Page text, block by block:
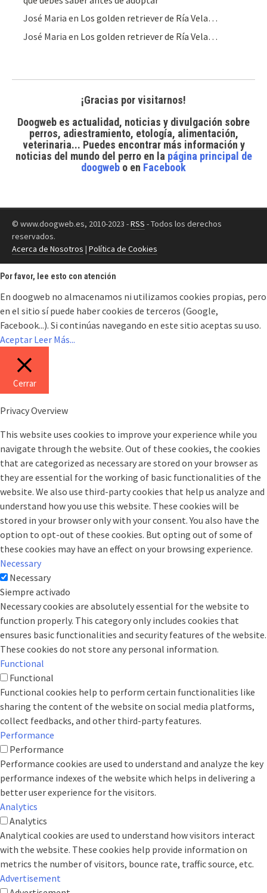
José Maria en Los golden retriever de Ría Vela…
José Maria en Los golden retriever de Ría Vela…
¡Gracias por visitarnos!
Doogweb es actualidad, noticias y divulgación sobre
perros, adiestramiento, etología, alimentación,
veterinaria... Puedes encontrar más información y
noticias del mundo del perroen la página principal de
doogweb o en Facebook
© www.doogweb.es, 2010-2023 -RSS - Todos los derechos
reservados.
Acerca de Nosotros | Política de Cookies
Por favor, lee esto con atención
En doogweb no almacenamos ni utilizamos cookies propias, pero
en el sitio sí puede haber cookies de terceros (Google,
Facebook...). Si continúas navegando en este sitio aceptas su uso.
Aceptar Leer Más...
Cerrar
Privacy Overview
This website uses cookies to improve your experience while you
navigate through the website. Out of these cookies, the cookies
that are categorized as necessary are stored on your browser as
they are essential for the working of basic functionalities of the
website. We also use third-party cookies that help us analyze and
understand how you use this website. These cookies will be
stored in your browser only with your consent. You also have the
option to opt-out of these cookies. But opting out of some of
these cookies may have an effect on your browsing experience.
Necessary
Necessary
Siempre activado
Necessary cookies are absolutely essential for the website to
function properly. This category only includes cookies that
ensures basic functionalities and security features of the website.
These cookies do not store any personal information.
Functional
Functional
Functional cookies help to perform certain functionalities like
sharing the content of the website on social media platforms,
collect feedbacks, and other third-party features.
Performance
Performance
Performance cookies are used to understand and analyze the key
performance indexes of the website which helps in delivering a
better user experience for the visitors.
Analytics
Analytics
Analytical cookies are used to understand how visitors interact
with the website. These cookies help provide information on
metrics the number of visitors, bounce rate, traffic source, etc.
Advertisement